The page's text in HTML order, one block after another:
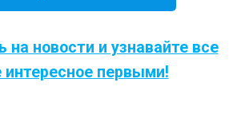
на новости и узнавайте все
интересное первыми!